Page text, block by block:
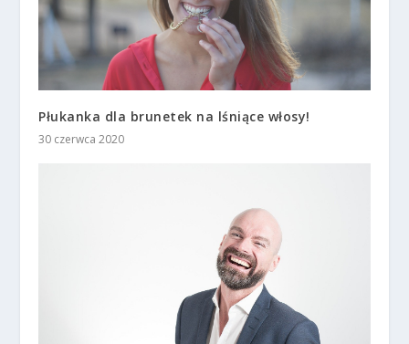
Płukanka dla brunetek na lśniące włosy!
30 czerwca 2020